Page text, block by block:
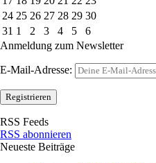
24 25 26 27 28 29 30
31 1 2 3 4 5
6
Anmeldung zum Newsletter
E-Mail-Adresse:
RSS Feeds
RSS abonnieren
Neueste Beiträge